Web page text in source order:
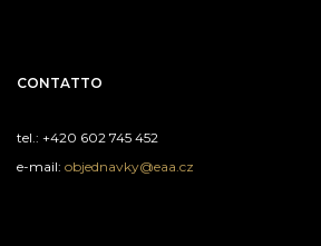
CONTATTO
tel.: +420 602 745 452
e-mail: objednavky@eaa.cz